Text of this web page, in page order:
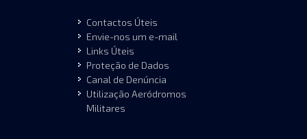
Contactos Úteis
Envie-nos um e-mail
Links Úteis
Proteção de Dados
Canal de Denúncia
Utilização Aeródromos
Militares